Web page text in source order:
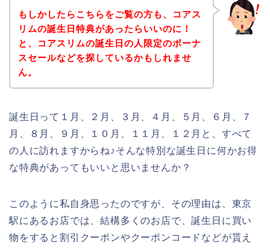
もしかしたらこちらをご覧の方も、コアス
リムの誕生日特典があったらいいのに！
と、コアスリムの誕生日の人限定のボーナ
スセールなどを探しているかもしれませ
ん。
誕生日って１月、２月、３月、４月、５月、６月、７
月、８月、９月、１０月、１１月、１２月と、すべて
の人に訪れますからね♪そんな特別な誕生日に何かお得
な特典があってもいいと思いませんか？
このように私自身思ったのですが、その理由は、東京
駅にあるお店では、結構多くのお店で、誕生日に買い
物をすると割引クーポンやクーポンコードなどが貰え